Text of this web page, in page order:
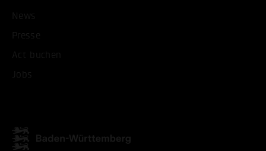
News
Presse
Act buchen
Jobs